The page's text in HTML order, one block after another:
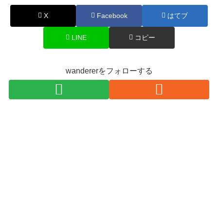
X Facebook はてブ
LINE コピー
wandererをフォローする